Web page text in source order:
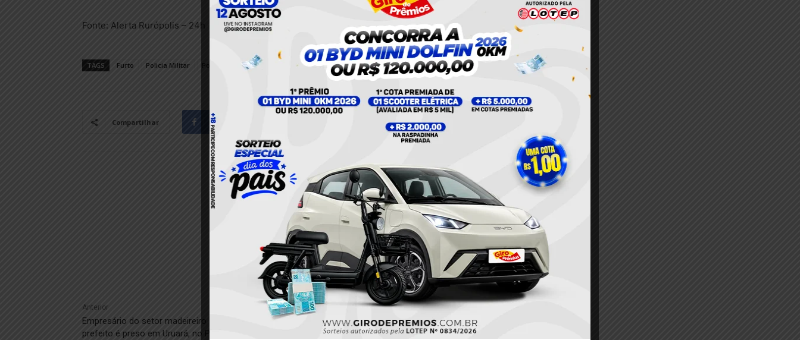
Fonte: Alerta Rurópolis – 24h
TAGS Furto Policia Militar Policial
Compartilhar Facebook
Anterior
Empresário do setor madeireiro e pré-candidato a
prefeito é preso em Uruará, no PA
Acidente na Rodovia Transamazônica deixa
vítimas presas em veículo submerso